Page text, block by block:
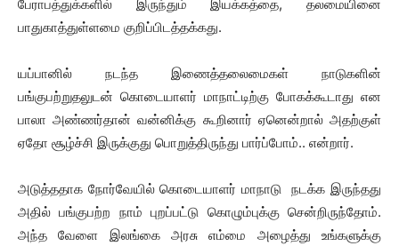
பேராபத்துக்களில் இருந்தும் இயக்கத்தை, தலமையினை
பாதுகாத்துள்ளமை குறிப்பிடத்தக்கது.
யப்பானில் நடந்த இணைத்தலைமைகள் நாடுகளின்
பங்குபற்றுதலுடன் கொடையாளர் மாநாட்டிற்கு போகக்கூடாது என
பாலா அண்ணர்தான் வன்னிக்கு கூறினார் ஏனென்றால் அதற்குள்
ஏதோ சூழ்ச்சி இருக்குது பொறுத்திருந்து பார்ப்போம்.. என்றார்.
அடுத்ததாக நோர்வேயில் கொடையாளர் மாநாடு நடக்க இருந்தது
அதில் பங்குபற்ற நாம் புறப்பட்டு கொழும்புக்கு சென்றிருந்தோம்.
அந்த வேளை இலங்கை அரசு எம்மை அழைத்து உங்களுக்கு